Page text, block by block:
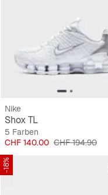
Nike
Shox TL
5 Farben
Preis
CHF 140.00 Originalpreis
CHF 194.90
-18%